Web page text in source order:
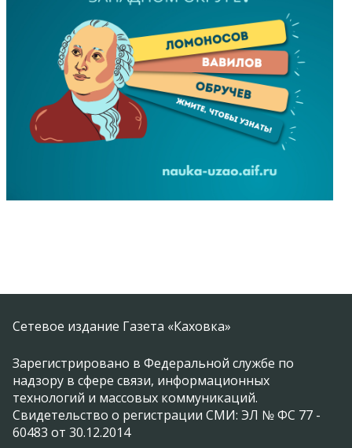
Сетевое издание Газета «Каховка»
Зарегистрировано в Федеральной службе по
надзору в сфере связи, информационных
технологий и массовых коммуникаций.
Свидетельство о регистрации СМИ: ЭЛ № ФС 77 -
60483 от 30.12.2014